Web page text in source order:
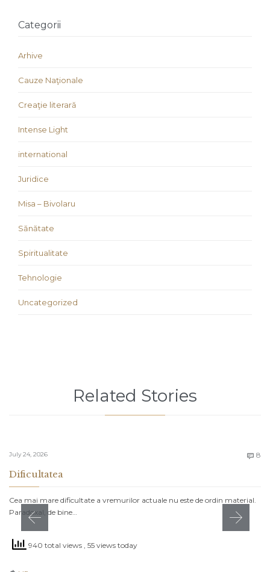
Categorii
Arhive
Cauze Naţionale
Creaţie literară
Intense Light
international
Juridice
Misa – Bivolaru
Sănătate
Spiritualitate
Tehnologie
Uncategorized
Related Stories
July 24, 2026  8
Dificultatea
Cea mai mare dificultate a vremurilor actuale nu este de ordin material.
Paradoxal, de bine…
940 total views , 55 views today